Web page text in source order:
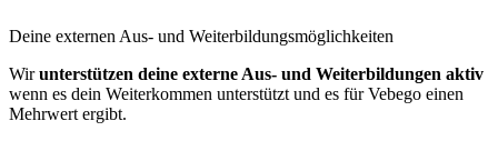
Deine externen Aus- und Weiterbildungsmöglichkeiten
Wirunterstützen deine externe Aus- und Weiterbildungen aktiv
wenn es dein Weiterkommen unterstützt und es für Vebego einen
Mehrwert ergibt.